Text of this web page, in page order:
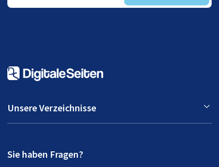
Unsere Verzeichnisse
Sie haben Fragen?